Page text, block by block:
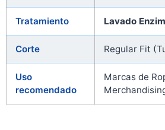
Tratamiento Lavado
Corte Regular Fit
Uso
recomendado
Marcas de